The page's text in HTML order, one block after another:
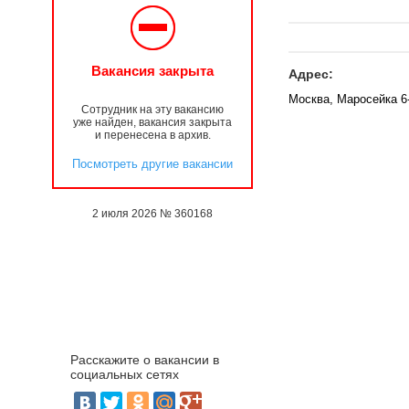
Вакансия закрыта
Сотрудник на эту вакансию
уже найден, вакансия закрыта
и перенесена в архив.
Посмотреть другие вакансии
2 июля 2026 № 360168
Адрес:
Москва, Маросейка
Расскажите о вакансии в
социальных сетях